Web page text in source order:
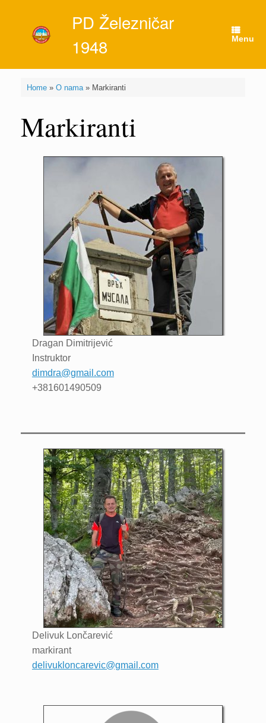
PD Železničar
1948
Menu
Home» O nama» Markiranti
Markiranti
Dragan Dimitrijević
Instruktor
dimdra@gmail.com
+381601490509
Delivuk Lončarević
markirant
delivukloncarevic@gmail.com